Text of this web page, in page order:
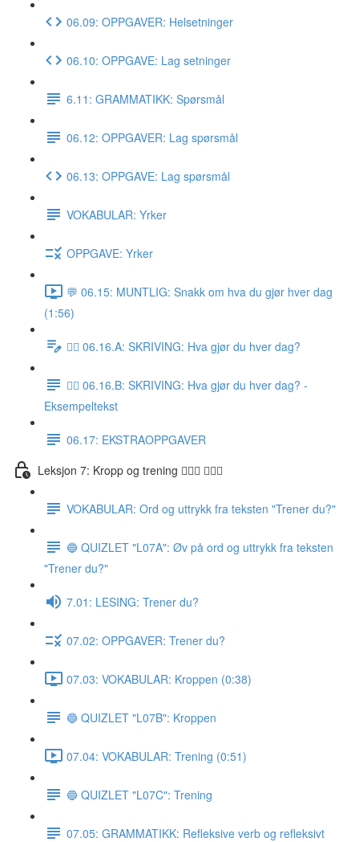
06.09: OPPGAVER: Helsetninger
06.10: OPPGAVE: Lag setninger
6.11: GRAMMATIKK: Spørsmål
06.12: OPPGAVER: Lag spørsmål
06.13: OPPGAVE: Lag spørsmål
VOKABULAR: Yrker
OPPGAVE: Yrker
💬 06.15: MUNTLIG: Snakk om hva du gjør hver dag
(1:56)
✍🏼 06.16.A: SKRIVING: Hva gjør du hver dag?
✍🏼 06.16.B: SKRIVING: Hva gjør du hver dag? -
Eksempeltekst
06.17: EKSTRAOPPGAVER
Leksjon 7: Kropp og trening 🚶🏼‍♀️ 🏋🏽‍♀️
VOKABULAR: Ord og uttrykk fra teksten "Trener du?"
🔵 QUIZLET "L07A": Øv på ord og uttrykk fra teksten
"Trener du?"
7.01: LESING: Trener du?
07.02: OPPGAVER: Trener du?
07.03: VOKABULAR: Kroppen (0:38)
🔵 QUIZLET "L07B": Kroppen
07.04: VOKABULAR: Trening (0:51)
🔵 QUIZLET "L07C": Trening
07.05: GRAMMATIKK: Refleksive verb og refleksivt